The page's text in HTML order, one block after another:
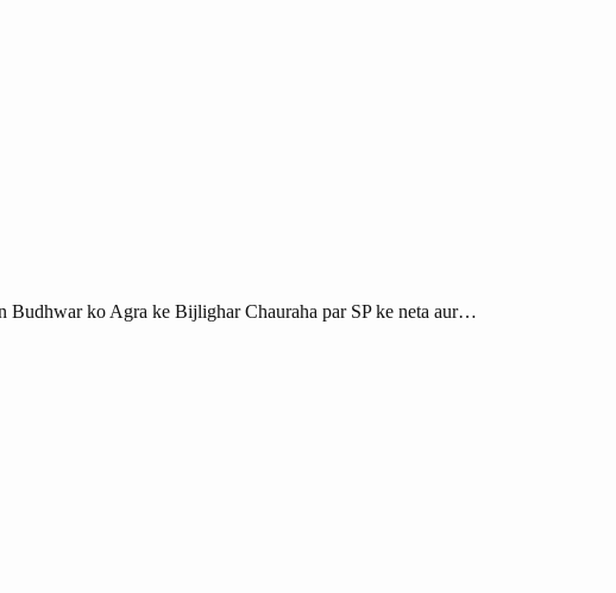
Budhwar ko Agra ke Bijlighar Chauraha par SP ke neta aur…